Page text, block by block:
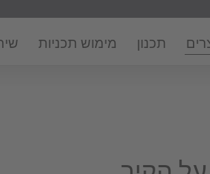
תכנון מימוש תכניות